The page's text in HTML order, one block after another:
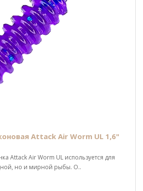
Attack Air Worm UL 1,6"
Attack Air Worm UL используется для
но и мирной рыбы. О..